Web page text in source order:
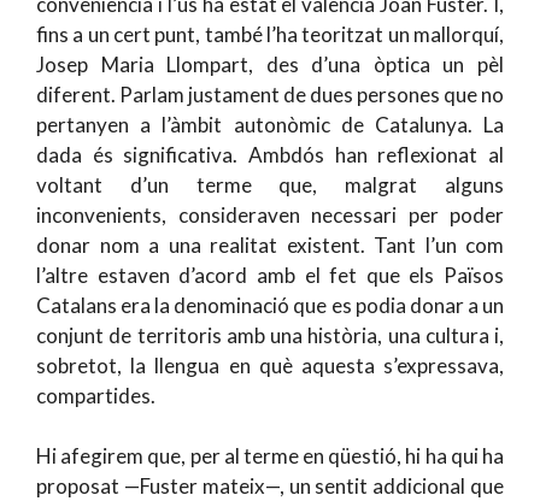
fins a un cert punt, també l’ha teoritzat un mallorquí,
Josep Maria Llompart, des d’una òptica un pèl
diferent. Parlam justament de dues persones que no
pertanyen a l’àmbit autonòmic de Catalunya. La
dada és significativa. Ambdós han reflexionat al
voltant d’un terme que, malgrat alguns
inconvenients, consideraven necessari per poder
donar nom a una realitat existent. Tant l’un com
l’altre estaven d’acord amb el fet que els Països
Catalans era la denominació que es podia donar a un
conjunt de territoris amb una història, una cultura i,
sobretot, la llengua en què aquesta s’expressava,
compartides.
Hi afegirem que, per al terme en qüestió, hi ha qui ha
proposat —Fuster mateix—, un sentit addicional que